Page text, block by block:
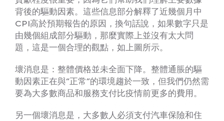
背後的驅動因素。這些信息部分解釋了近幾個月中
CPI高於預期報告的原因，換句話說，如果數字只是
由幾個組成部分驅動，那麼實際上並沒有太大問
題，這是一個合理的觀點，如上圖所示。
壞消息是：整體價格並未全面下降。整體通脹的驅
動因素正在與“正常”的環境趨於一致，但我們仍然需
要為大多數商品和服務支付比疫情前更多的費用。
另一個壞消息是，大多數人必須支付汽車保險和住